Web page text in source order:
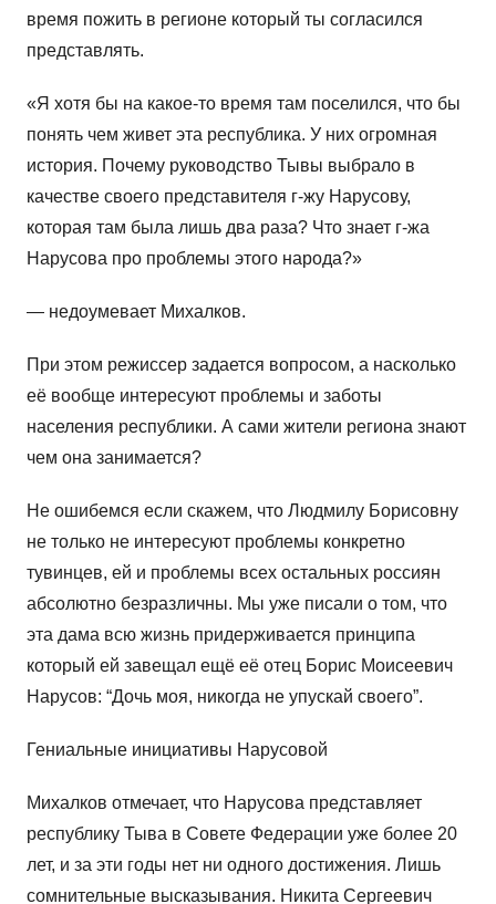
время пожить в регионе который ты согласился
представлять.
«Я хотя бы на какое-то время там поселился, что бы
понять чем живет эта республика. У них огромная
история. Почему руководство Тывы выбрало в
качестве своего представителя г-жу Нарусову,
которая там была лишь два раза? Что знает г-жа
Нарусова про проблемы этого народа?»
— недоумевает Михалков.
При этом режиссер задается вопросом, а насколько
её вообще интересуют проблемы и заботы
населения республики. А сами жители региона знают
чем она занимается?
Не ошибемся если скажем, что Людмилу Борисовну
не только не интересуют проблемы конкретно
тувинцев, ей и проблемы всех остальных россиян
абсолютно безразличны. Мы уже писали о том, что
эта дама всю жизнь придерживается принципа
который ей завещал ещё её отец Борис Моисеевич
Нарусов: “Дочь моя, никогда не упускай своего”.
Гениальные инициативы Нарусовой
Михалков отмечает, что Нарусова представляет
республику Тыва в Совете Федерации уже более 20
лет, и за эти годы нет ни одного достижения. Лишь
сомнительные высказывания. Никита Сергеевич